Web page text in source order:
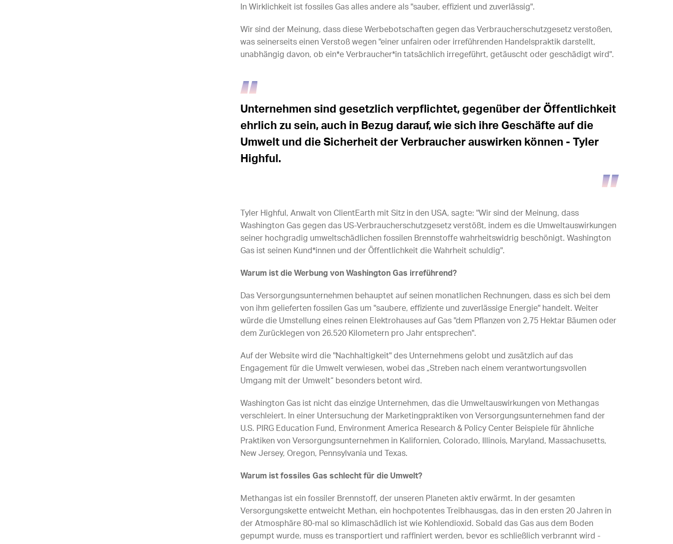
In Wirklichkeit ist fossiles Gas alles andere als "sauber, effizient und zuverlässig".
Wir sind der Meinung, dass diese Werbebotschaften gegen das Verbraucherschutzgesetz verstoßen,
was seinerseits einen Verstoß wegen "einer unfairen oder irreführenden Handelspraktik darstellt,
unabhängig davon, ob ein*e Verbraucher*in tatsächlich irregeführt, getäuscht oder geschädigt wird".
Unternehmen sind gesetzlich verpflichtet, gegenüber der Öffentlichkeit
ehrlich zu sein, auch in Bezug darauf, wie sich ihre Geschäfte auf die
Umwelt und die Sicherheit der Verbraucher auswirken können - Tyler
Highful.
Tyler Highful, Anwalt von ClientEarth mit Sitz in den USA, sagte: "Wir sind der Meinung, dass
Washington Gas gegen das US-Verbraucherschutzgesetz verstößt, indem es die Umweltauswirkungen
seiner hochgradig umweltschädlichen fossilen Brennstoffe wahrheitswidrig beschönigt. Washington
Gas ist seinen Kund*innen und der Öffentlichkeit die Wahrheit schuldig".
Warum ist die Werbung von Washington Gas irreführend?
Das Versorgungsunternehmen behauptet auf seinen monatlichen Rechnungen, dass es sich bei dem
von ihm gelieferten fossilen Gas um "saubere, effiziente und zuverlässige Energie" handelt. Weiter
würde die Umstellung eines reinen Elektrohauses auf Gas "dem Pflanzen von 2,75 Hektar Bäumen oder
dem Zurücklegen von 26.520 Kilometern pro Jahr entsprechen".
Auf der Website wird die "Nachhaltigkeit" des Unternehmens gelobt und zusätzlich auf das
Engagement für die Umwelt verwiesen, wobei das „Streben nach einem verantwortungsvollen
Umgang mit der Umwelt“ besonders betont wird.
Washington Gas ist nicht das einzige Unternehmen, das die Umweltauswirkungen von Methangas
verschleiert. In einer Untersuchung der Marketingpraktiken von Versorgungsunternehmen fand der
U.S. PIRG Education Fund, Environment America Research & Policy Center Beispiele für ähnliche
Praktiken von Versorgungsunternehmen in Kalifornien, Colorado, Illinois, Maryland, Massachusetts,
New Jersey, Oregon, Pennsylvania und Texas.
Warum ist fossiles Gas schlecht für die Umwelt?
Methangas ist ein fossiler Brennstoff, der unseren Planeten aktiv erwärmt. In der gesamten
Versorgungskette entweicht Methan, ein hochpotentes Treibhausgas, das in den ersten 20 Jahren in
der Atmosphäre 80-mal so klimaschädlich ist wie Kohlendioxid. Sobald das Gas aus dem Boden
gepumpt wurde, muss es transportiert und raffiniert werden, bevor es schließlich verbrannt wird -